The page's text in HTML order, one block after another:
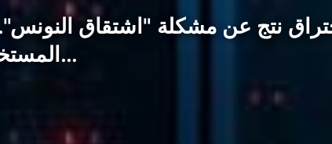
نتج عن مشكلة "اشتقاق
المستخدمين الخاصة من خلال السماح…